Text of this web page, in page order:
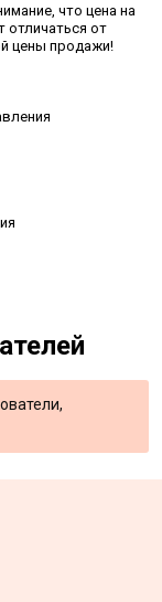
что цена на
отличаться от
цены продажи!